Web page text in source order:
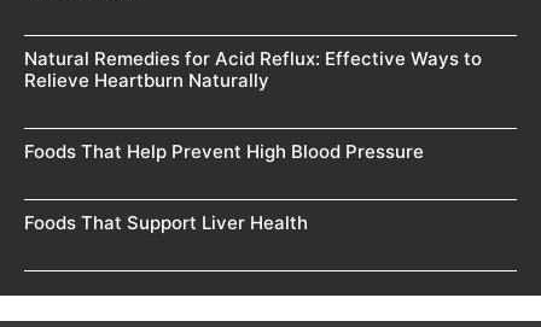
Natural Remedies for Acid Reflux: Effective Ways to
Relieve Heartburn Naturally
Foods That Help Prevent High Blood Pressure
Foods That Support Liver Health